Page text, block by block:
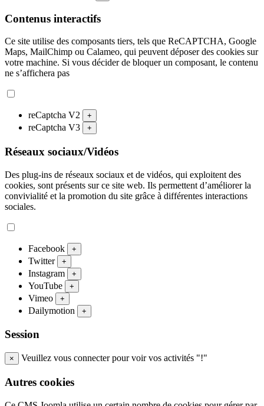
Contenus interactifs
Ce site utilise des composants tiers, tels que ReCAPTCHA, Google
Maps, MailChimp ou Calameo, qui peuvent déposer des cookies sur
votre machine. Si vous décider de bloquer un composant, le contenu
ne s’affichera pas
reCaptcha V2 +
reCaptcha V3 +
Réseaux sociaux/Vidéos
Des plug-ins de réseaux sociaux et de vidéos, qui exploitent des
cookies, sont présents sur ce site web. Ils permettent d’améliorer la
convivialité et la promotion du site grâce à différentes interactions
sociales.
Facebook +
Twitter +
Instagram +
YouTube +
Vimeo +
Dailymotion +
Session
× Veuillez vous connecter pour voir vos activités "!"
Autres cookies